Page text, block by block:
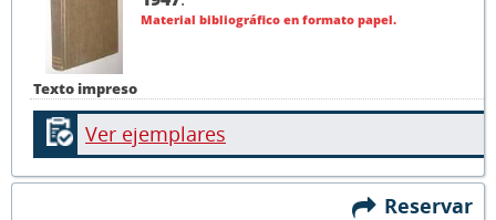
Texto impreso
Material bibliográfico en formato papel.
Ver ejemplares
Reservar